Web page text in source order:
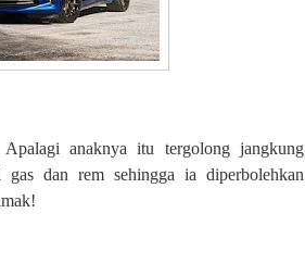
anaknya itu tergolong jangkung
gas dan rem sehingga ia diperbolehkan